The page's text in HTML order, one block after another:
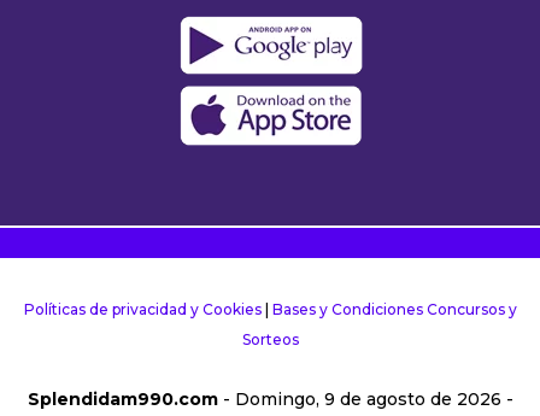
Políticas de privacidad y Cookies| Bases y Condiciones Concursos y
Sorteos
Splendidam990.com- Domingo, 9 de agosto de 2026 -